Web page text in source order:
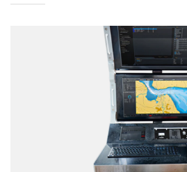
TACTICAL TEAM
SIMULATION
Web